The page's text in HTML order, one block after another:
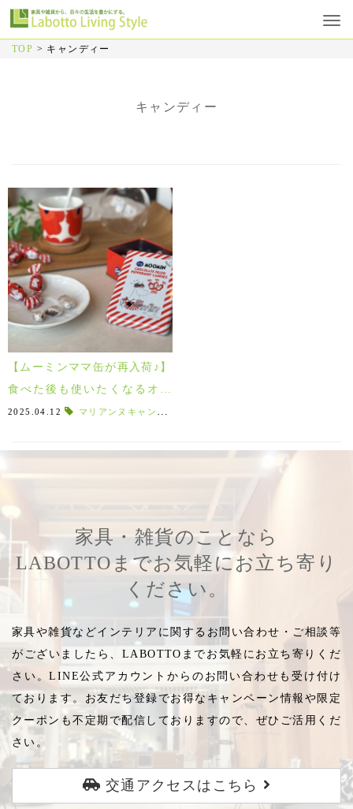
TOP > キャンディー
キャンディー
【ムーミンママ缶が再入荷♪】
食べた後も使いたくなるオシ
ャレな缶！Fazer（ファッツエ
2025.04.12 マリアンヌキャンディー
家具・雑貨のことなら
LABOTTOまでお気軽にお立ち寄り
ください。
家具や雑貨などインテリアに関するお問い合わせ・ご相談等
がございましたら、LABOTTOまでお気軽にお立ち寄りくだ
さい。LINE公式アカウントからのお問い合わせも受け付け
ております。お友だち登録でお得なキャンペーン情報や限定
クーポンも不定期で配信しておりますので、ぜひご活用くだ
さい。
交通アクセスはこちら